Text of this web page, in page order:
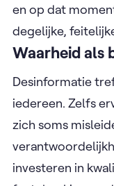
en op dat
degelijke,
Waarheid als
Desinformatie
iedereen. Zelfs
zich soms
investeren in